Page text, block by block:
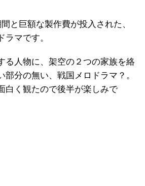
と巨額な製作費が投入された、
ラマです。
る人物に、架空の２つの家族を絡
部分の無い、戦国メロドラマ？。
白く観たので後半が楽しみで